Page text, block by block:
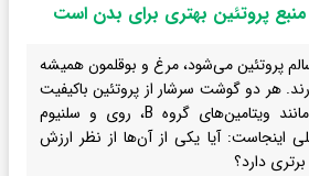
پروتئین بهتری برای بدن است
پروتئین می‌شود، مرغ و بوقلمون همیشه
هر دو گوشت سرشار از پروتئین باکیفیت
و مواد مغذی مهمی مانند ویتامین‌های گروه B، روی و سلنیوم
اینجاست: آیا یکی از آن‌ها از نظر ارزش
دارد؟